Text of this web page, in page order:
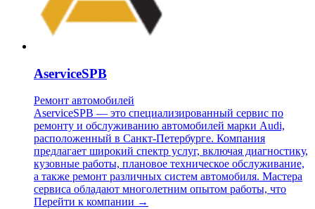
AserviceSPB
Ремонт автомобилей
AserviceSPB — это специализированный сервис по
ремонту и обслуживанию автомобилей марки Audi,
расположенный в Санкт-Петербурге. Компания
предлагает широкий спектр услуг, включая диагностику,
кузовные работы, плановое техническое обслуживание,
а также ремонт различных систем автомобиля. Мастера
сервиса обладают многолетним опытом работы, что
Перейти к компании →